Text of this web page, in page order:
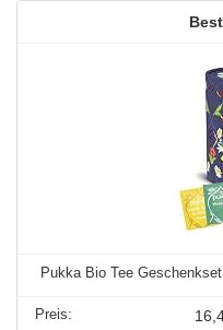
Pukka Bio Tee